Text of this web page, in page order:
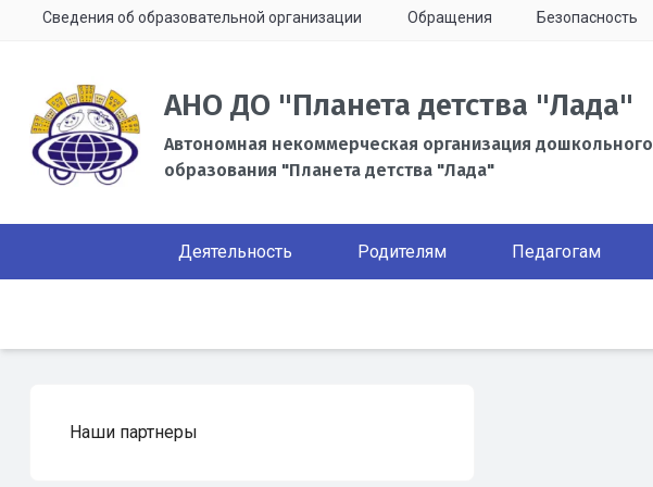
Сведения об образовательной организации Обращения Безопасность
АНО ДО "Планета детства "Лада"
Автономная некоммерческая организация дошкольного
образования "Планета детства "Лада"
Деятельность Родителям Педагогам
Наши партнеры